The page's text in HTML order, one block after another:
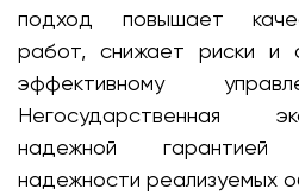
подход повышает
работ, снижает риски и
эффективному
Негосударственная
надежной
надежности реализуемых